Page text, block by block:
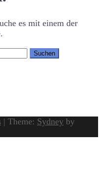
es mit einem der
| Theme: Sydney by